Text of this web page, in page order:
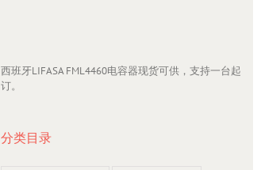
西班牙LIFASA FML4460电容器现货可供，支持一台起
订。
分类目录